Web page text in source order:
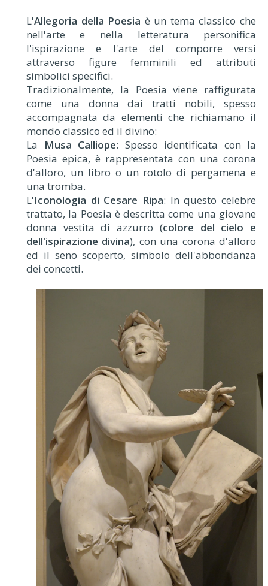
L'Allegoria della Poesia è un tema classico che
nell'arte e nella letteratura personifica
l'ispirazione e l'arte del comporre versi
attraverso figure femminili ed attributi
simbolici specifici.
Tradizionalmente, la Poesia viene raffigurata
come una donna dai tratti nobili, spesso
accompagnata da elementi che richiamano il
mondo classico ed il divino:
La
Musa Calliope: Spesso identificata con la
Poesia epica, è rappresentata con una corona
d'alloro, un libro o un rotolo di pergamena e
una tromba.
L'Iconologia di Cesare Ripa: In questo celebre
trattato, la Poesia è descritta come una giovane
donna vestita di azzurro (colore del cielo e
dell'ispirazione divina), con una corona d'alloro
ed il seno scoperto, simbolo dell'abbondanza
dei concetti.